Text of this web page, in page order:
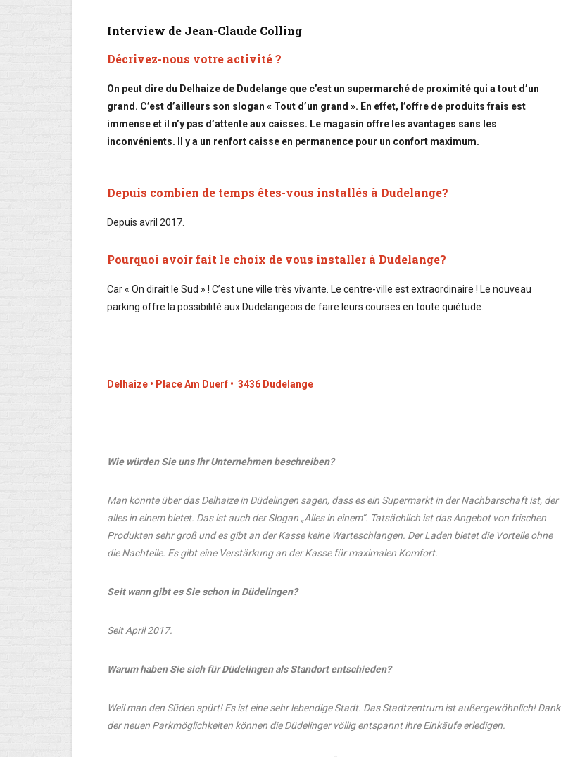
Interview de Jean-Claude Colling
Décrivez-nous votre activité ?
On peut dire du Delhaize de Dudelange que c’est un supermarché de proximité qui a tout d’un
grand. C’est d’ailleurs son slogan « Tout d’un grand ». En effet, l’offre de produits frais est
immense et il n’y pas d’attente aux caisses. Le magasin offre les avantages sans les
inconvénients. Il y a un renfort caisse en permanence pour un confort maximum.
Depuis combien de temps êtes-vous installés à Dudelange?
Depuis avril 2017.
Pourquoi avoir fait le choix de vous installer à Dudelange?
Car « On dirait le Sud » ! C’est une ville très vivante. Le centre-ville est extraordinaire ! Le nouveau
parking offre la possibilité aux Dudelangeois de faire leurs courses en toute quiétude.
Delhaize • Place Am Duerf • 3436 Dudelange
Wie würden Sie uns Ihr Unternehmen beschreiben?
Man könnte über das Delhaize in Düdelingen sagen, dass es ein Supermarkt in der Nachbarschaft ist, der
alles in einem bietet. Das ist auch der Slogan „Alles in einem”. Tatsächlich ist das Angebot von frischen
Produkten sehr groß und es gibt an der Kasse keine Warteschlangen. Der Laden bietet die Vorteile ohne
die Nachteile. Es gibt eine Verstärkung an der Kasse für maximalen Komfort.
Seit wann gibt es Sie schon in Düdelingen?
Seit April 2017.
Warum haben Sie sich für Düdelingen als Standort entschieden?
Weil man den Süden spürt! Es ist eine sehr lebendige Stadt. Das Stadtzentrum ist außergewöhnlich! Dank
der neuen Parkmöglichkeiten können die Düdelinger völlig entspannt ihre Einkäufe erledigen.